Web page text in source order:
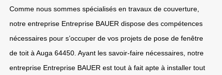
Comme nous sommes spécialisés en travaux de couverture,
notre entreprise Entreprise BAUER dispose des compétences
nécessaires pour s’occuper de vos projets de pose de fenêtre
de toit à Auga 64450. Ayant les savoir-faire nécessaires, notre
entreprise Entreprise BAUER est tout à fait apte à installer tout